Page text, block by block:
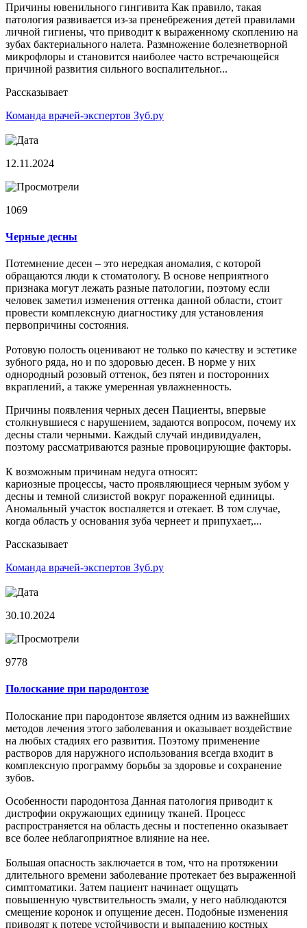
Причины ювенильного гингивита Как правило, такая
патология развивается из-за пренебрежения детей правилами
личной гигиены, что приводит к выраженному скоплению на
зубах бактериального налета. Размножение болезнетворной
микрофлоры и становится наиболее часто встречающейся
причиной развития сильного воспалительног...
Рассказывает
Команда врачей-экспертов Зуб.ру
12.11.2024
1069
Черные десны
Потемнение десен – это нередкая аномалия, с которой
обращаются люди к стоматологу. В основе неприятного
признака могут лежать разные патологии, поэтому если
человек заметил изменения оттенка данной области, стоит
провести комплексную диагностику для установления
первопричины состояния.
Ротовую полость оценивают не только по качеству и эстетике
зубного ряда, но и по здоровью десен. В норме у них
однородный розовый оттенок, без пятен и посторонних
вкраплений, а также умеренная увлажненность.
Причины появления черных десен Пациенты, впервые
столкнувшиеся с нарушением, задаются вопросом, почему их
десны стали черными. Каждый случай индивидуален,
поэтому рассматриваются разные провоцирующие факторы.
К возможным причинам недуга относят:
кариозные процессы, часто проявляющиеся черным зубом у
десны и темной слизистой вокруг пораженной единицы.
Аномальный участок воспаляется и отекает. В том случае,
когда область у основания зуба чернеет и припухает,...
Рассказывает
Команда врачей-экспертов Зуб.ру
30.10.2024
9778
Полоскание при пародонтозе
Полоскание при пародонтозе является одним из важнейших
методов лечения этого заболевания и оказывает воздействие
на любых стадиях его развития. Поэтому применение
растворов для наружного использования всегда входит в
комплексную программу борьбы за здоровье и сохранение
зубов.
Особенности пародонтоза Данная патология приводит к
дистрофии окружающих единицу тканей. Процесс
распространяется на область десны и постепенно оказывает
все более неблагоприятное влияние на нее.
Большая опасность заключается в том, что на протяжении
длительного времени заболевание протекает без выраженной
симптоматики. Затем пациент начинает ощущать
повышенную чувствительность эмали, у него наблюдаются
смещение коронок и опущение десен. Подобные изменения
приводят к потере устойчивости и выпадению костных